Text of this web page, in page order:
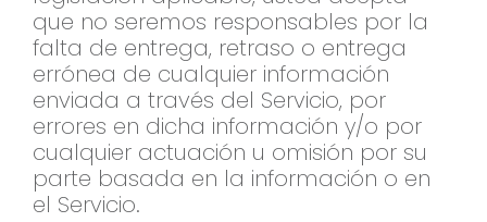
que no seremos responsables por la
falta de entrega, retraso o entrega
errónea de cualquier información
enviada a través del Servicio, por
errores en dicha información y/o por
cualquier actuación u omisión por su
parte basada en la información o en
el Servicio.